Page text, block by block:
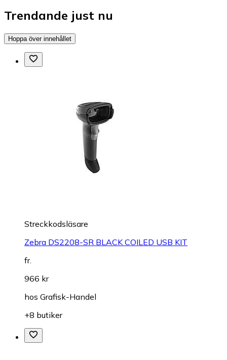
Trendande just nu
Hoppa över innehållet
Streckkodsläsare
Zebra DS2208-SR BLACK COILED USB KIT
fr.
966 kr
hos Grafisk-Handel
+8 butiker